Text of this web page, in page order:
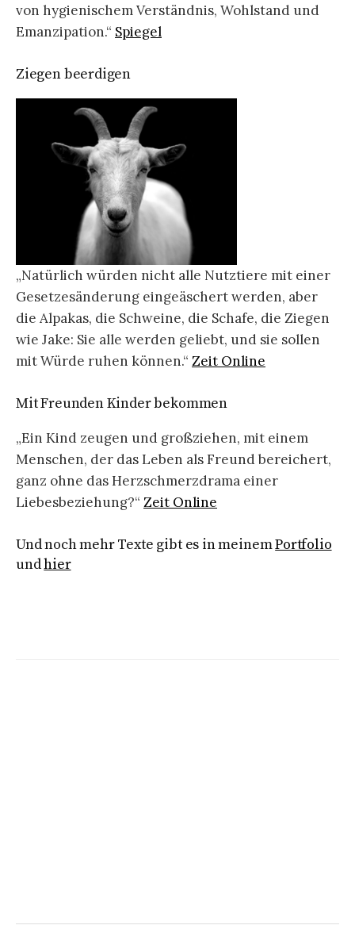
von hygienischem Verständnis, Wohlstand und
Emanzipation.“ Spiegel
Ziegen beerdigen
„Natürlich würden nicht alle Nutztiere mit einer
Gesetzesänderung eingeäschert werden, aber
die Alpakas, die Schweine, die Schafe, die Ziegen
wie Jake: Sie alle werden geliebt, und sie sollen
mit Würde ruhen können.“ Zeit Online
Mit Freunden Kinder bekommen
„Ein Kind zeugen und großziehen, mit einem
Menschen, der das Leben als Freund bereichert,
ganz ohne das Herzschmerzdrama einer
Liebesbeziehung?“ Zeit Online
Und noch mehr Texte gibt es in meinemPortfolio
undhier